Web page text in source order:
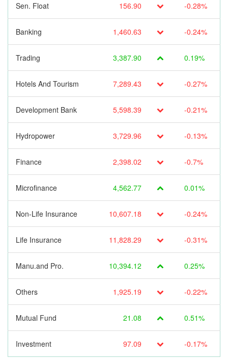
Sen. Float 156.90 -0.28%
Banking 1,460.63 -0.24%
Trading 3,387.90 0.19%
Hotels And Tourism 7,289.43 -0.27%
Development Bank 5,598.39 -0.21%
Hydropower 3,729.96 -0.13%
Finance 2,398.02 -0.7%
Microfinance 4,562.77 0.01%
Non-Life Insurance 10,607.18 -0.24%
Life Insurance 11,828.29 -0.31%
Manu.and Pro. 10,394.12 0.25%
Others 1,925.19 -0.22%
Mutual Fund 21.08 0.51%
Investment 97.09 -0.17%